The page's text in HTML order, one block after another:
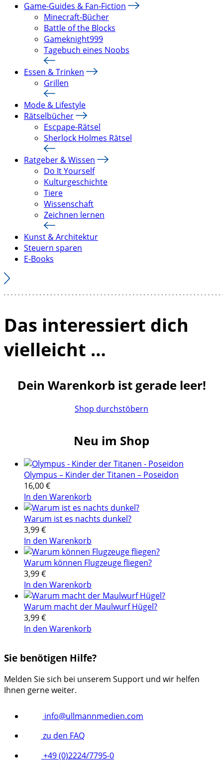
Game-Guides & Fan-Fiction
Minecraft-Bücher
Battle of the Blocks
Gameknight999
Tagebuch eines Noobs
Essen & Trinken
Grillen
Mode & Lifestyle
Rätselbücher
Escpape-Rätsel
Sherlock Holmes Rätsel
Ratgeber & Wissen
Do It Yourself
Kulturgeschichte
Tiere
Wissenschaft
Zeichnen lernen
Kunst & Architektur
Steuern sparen
E-Books
Das interessiert dich
vielleicht …
Dein Warenkorb ist gerade leer!
Shop durchstöbern
Neu im Shop
Olympus – Kinder der Titanen – Poseidon
16,00€
In den Warenkorb
Warum ist es nachts dunkel?
3,99€
In den Warenkorb
Warum können Flugzeuge fliegen?
3,99€
In den Warenkorb
Warum macht der Maulwurf Hügel?
3,99€
In den Warenkorb
Sie benötigen Hilfe?
Melden Sie sich bei unserem Support und wir helfen
Ihnen gerne weiter.
info@ullmannmedien.com
zu den FAQ
+49 (0)2224/7795-0